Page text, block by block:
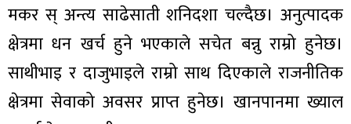
मकर स् अन्त्य साढेसाती शनिदशा चल्दैछ। अनुत्पादक
क्षेत्रमा धन खर्च हुने भएकाले सचेत बन्नु राम्रो हुनेछ।
साथीभाइ र दाजुभाइले राम्रो साथ दिएकाले राजनीतिक
क्षेत्रमा सेवाको अवसर प्राप्त हुनेछ। खानपानमा ख्याल